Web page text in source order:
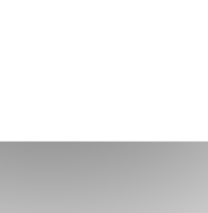
du réseau d'agents
»
. Les moins de 30
se confirme même